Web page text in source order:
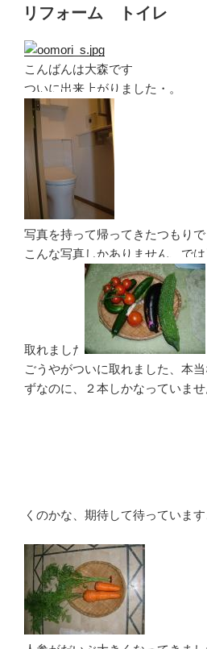
稿
日:
リフォーム トイレ
こんばんは大森です
ついに出来上がりました・。
写真を持って帰ってきたつもり
こんな写真しかありません、で
取れました
ごうやがついに取れました、本
ずなのに、２本しかなっていま
くのかな、期待して待っています